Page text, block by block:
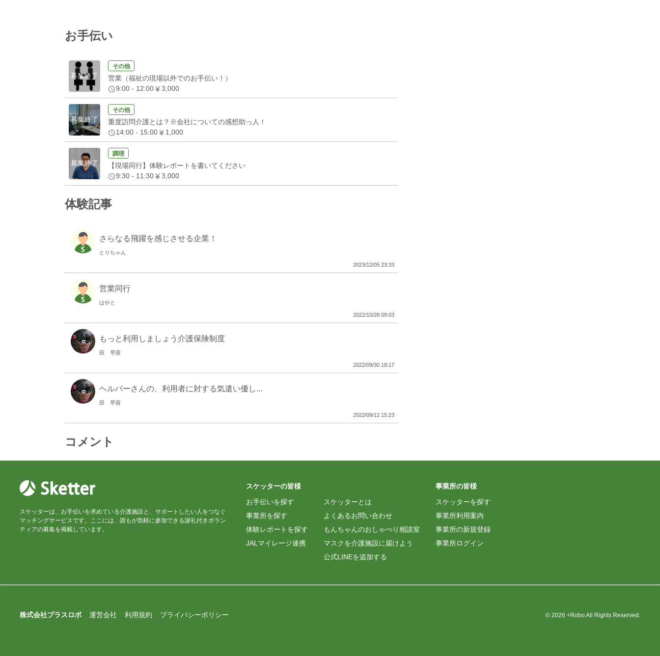
お手伝い
募集終了
その他
営業（福祉の現場以外でのお手伝い！）
9:00 - 12:00
3,000
募集終了
その他
重度訪問介護とは？※会社についての感想助っ人！
14:00 - 15:00
1,000
募集終了
調理
【現場同行】体験レポートを書いてください
9:30 - 11:30
3,000
体験記事
さらなる飛躍を感じさせる企業！
とりちゃん
2023/12/05 23:33
営業同行
はやと
2022/10/28 09:03
もっと利用しましょう介護保険制度
田 早苗
2022/09/30 18:17
ヘルパーさんの、利用者に対する気遣い優し...
田 早苗
2022/09/12 15:23
コメント
スケッターは、お手伝いを求めている介護施設と、サポートしたい人をつなぐ
マッチングサービスです。ここには、誰もが気軽に参加できる謝礼付きボラン
ティアの募集を掲載しています。
スケッターの皆様
お手伝いを探す
事業所を探す
体験レポートを探す
JALマイレージ連携
スケッターとは
よくあるお問い合わせ
もんちゃんのおしゃべり相談室
マスクを介護施設に届けよう
公式LINEを追加する
事業所の皆様
スケッターを探す
事業所利用案内
事業所の新規登録
事業所ログイン
株式会社プラスロボ 運営会社 利用規約 プライバシーポリシー © 2026 +Robo All Rights Reserved.